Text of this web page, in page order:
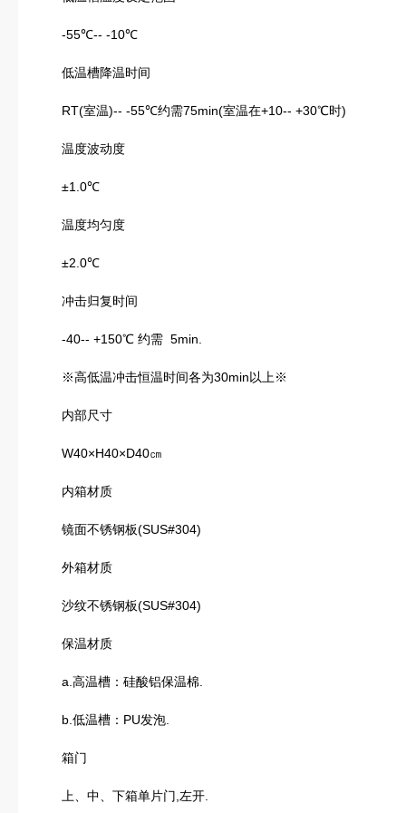
-55℃-- -10℃
低温槽降温时间
RT(室温)-- -55℃约需75min(室温在+10-- +30℃时)
温度波动度
±1.0℃
温度均匀度
±2.0℃
冲击归复时间
-40-- +150℃ 约需 5min.
※高低温冲击恒温时间各为30min以上※
内部尺寸
W40×H40×D40㎝
内箱材质
镜面不锈钢板(SUS#304)
外箱材质
沙纹不锈钢板(SUS#304)
保温材质
a.高温槽：硅酸铝保温棉.
b.低温槽：PU发泡.
箱门
上、中、下箱单片门,左开.